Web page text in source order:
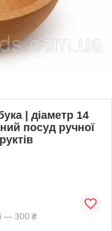
| діаметр 14
посуд ручної
— 300 ₴